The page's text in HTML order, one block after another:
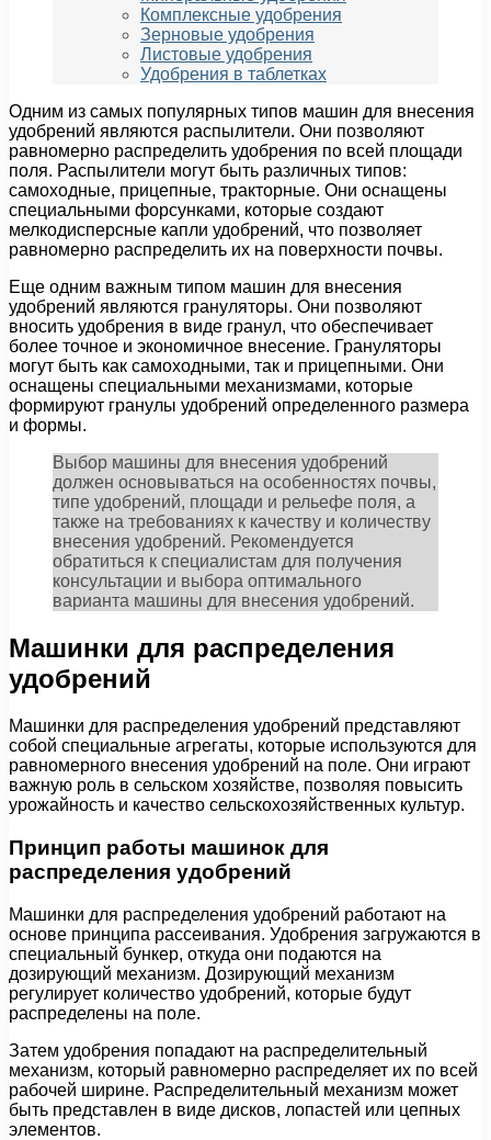
Комплексные удобрения
Зерновые удобрения
Листовые удобрения
Удобрения в таблетках
Одним из самых популярных типов машин для внесения
удобрений являются распылители. Они позволяют
равномерно распределить удобрения по всей площади
поля. Распылители могут быть различных типов:
самоходные, прицепные, тракторные. Они оснащены
специальными форсунками, которые создают
мелкодисперсные капли удобрений, что позволяет
равномерно распределить их на поверхности почвы.
Еще одним важным типом машин для внесения
удобрений являются грануляторы. Они позволяют
вносить удобрения в виде гранул, что обеспечивает
более точное и экономичное внесение. Грануляторы
могут быть как самоходными, так и прицепными. Они
оснащены специальными механизмами, которые
формируют гранулы удобрений определенного размера
и формы.
Выбор машины для внесения удобрений
должен основываться на особенностях почвы,
типе удобрений, площади и рельефе поля, а
также на требованиях к качеству и количеству
внесения удобрений. Рекомендуется
обратиться к специалистам для получения
консультации и выбора оптимального
варианта машины для внесения удобрений.
Машинки для распределения
удобрений
Машинки для распределения удобрений представляют
собой специальные агрегаты, которые используются для
равномерного внесения удобрений на поле. Они играют
важную роль в сельском хозяйстве, позволяя повысить
урожайность и качество сельскохозяйственных культур.
Принцип работы машинок для
распределения удобрений
Машинки для распределения удобрений работают на
основе принципа рассеивания. Удобрения загружаются в
специальный бункер, откуда они подаются на
дозирующий механизм. Дозирующий механизм
регулирует количество удобрений, которые будут
распределены на поле.
Затем удобрения попадают на распределительный
механизм, который равномерно распределяет их по всей
рабочей ширине. Распределительный механизм может
быть представлен в виде дисков, лопастей или цепных
элементов.